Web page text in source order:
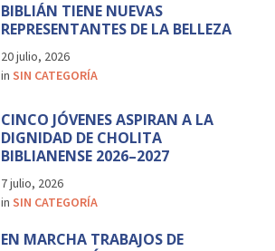
BIBLIÁN TIENE NUEVAS
REPRESENTANTES DE LA BELLEZA
20 julio, 2026
in SIN CATEGORÍA
CINCO JÓVENES ASPIRAN A LA
DIGNIDAD DE CHOLITA
BIBLIANENSE 2026–2027
7 julio, 2026
in SIN CATEGORÍA
EN MARCHA TRABAJOS DE